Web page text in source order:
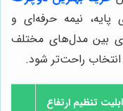
نیمه حرفه‌ای و
بین مدل‌های مختلف
راحت‌تر شود.
تنظیم ارتفاع